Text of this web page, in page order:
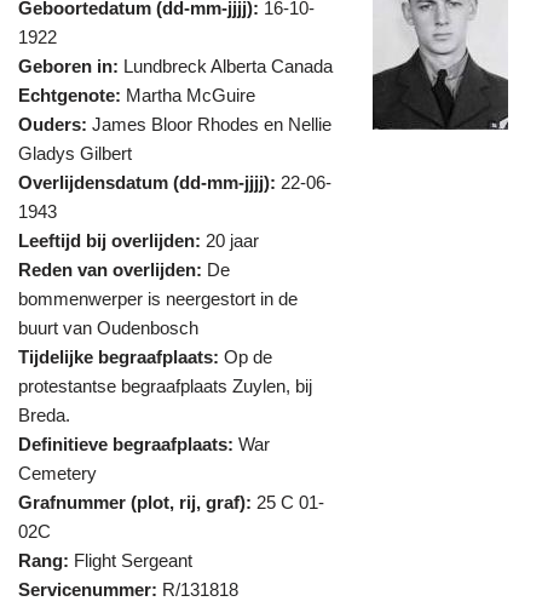
Geboortedatum (dd-mm-jjjj): 16-10-
1922
Geboren in: Lundbreck Alberta Canada
Echtgenote: Martha McGuire
Ouders: James Bloor Rhodes en Nellie
Gladys Gilbert
Overlijdensdatum (dd-mm-jjjj): 22-06-
1943
Leeftijd bij overlijden: 20 jaar
Reden van overlijden: De
bommenwerper is neergestort in de
buurt van Oudenbosch
Tijdelijke begraafplaats: Op de
protestantse begraafplaats Zuylen, bij
Breda.
Definitieve begraafplaats: War
Cemetery
Grafnummer (plot, rij, graf): 25 C 01-
02C
Rang: Flight Sergeant
Servicenummer: R/131818